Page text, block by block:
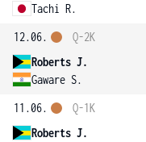
Tachi R.
12.06.
Roberts J.
Gaware S.
Q-2K
11.06.
Roberts J.
Q-1K